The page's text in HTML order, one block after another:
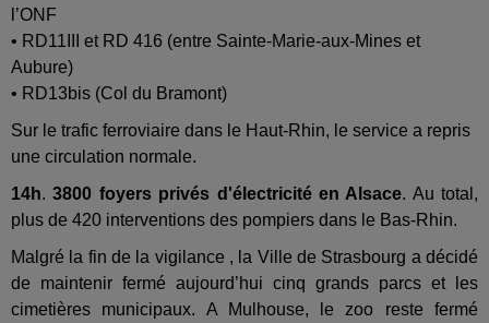
l’ONF
• RD11III et RD 416 (entre Sainte-Marie-aux-Mines et
Aubure)
• RD13bis (Col du Bramont)
Sur le trafic ferroviaire dans le Haut-Rhin, le service a repris
une circulation normale.
14h.3800 foyers privés d'électricité en Alsace. Au total,
plus de 420 interventions des pompiers dans le Bas-Rhin.
Malgré la fin de la vigilance , la Ville de Strasbourg a décidé
de maintenir fermé aujourd’hui cinq grands parcs et les
cimetières municipaux. A Mulhouse, le zoo reste fermé